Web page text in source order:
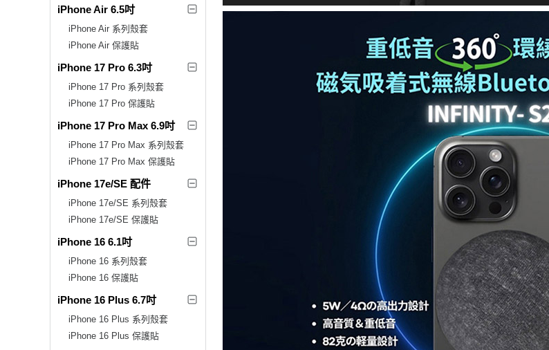
iPhone Air 6.5吋
iPhone Air 系列殼套
iPhone Air 保護貼
iPhone 17 Pro 6.3吋
iPhone 17 Pro 系列殼套
iPhone 17 Pro 保護貼
iPhone 17 Pro Max 6.9吋
iPhone 17 Pro Max 系列殼套
iPhone 17 Pro Max 保護貼
iPhone 17e/SE 配件
iPhone 17e/SE 系列殼套
iPhone 17e/SE 保護貼
iPhone 16 6.1吋
iPhone 16 系列殼套
iPhone 16 保護貼
iPhone 16 Plus 6.7吋
iPhone 16 Plus 系列殼套
iPhone 16 Plus 保護貼